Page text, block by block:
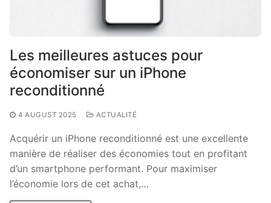
Les meilleures astuces pour
économiser sur un iPhone
reconditionné
4 AUGUST 2025 ACTUALITÉ
Acquérir un iPhone reconditionné est une excellente
manière de réaliser des économies tout en profitant
d’un smartphone performant. Pour maximiser
l’économie lors de cet achat,…